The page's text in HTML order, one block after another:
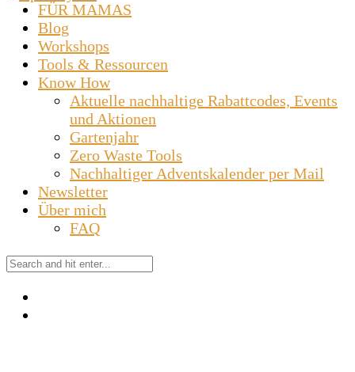
FÜR MAMAS
Blog
Workshops
Tools & Ressourcen
Know How
Aktuelle nachhaltige Rabattcodes, Events
und Aktionen
Gartenjahr
Zero Waste Tools
Nachhaltiger Adventskalender per Mail
Newsletter
Über mich
FAQ